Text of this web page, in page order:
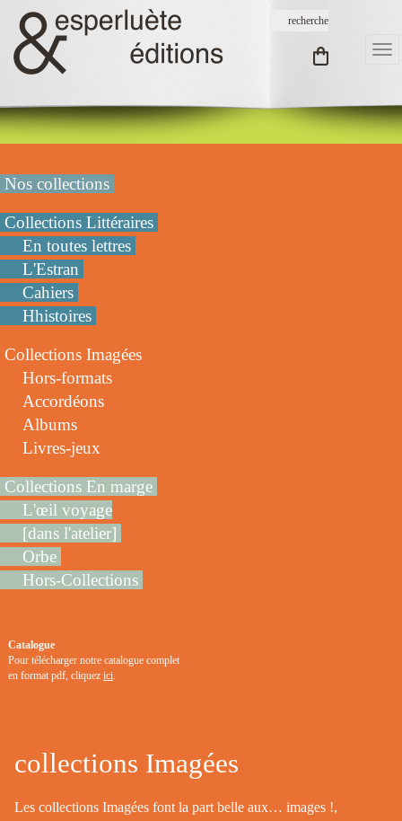
Nos collections
Collections Littéraires
En toutes lettres
L'Estran
Cahiers
Hhistoires
Collections Imagées
Hors-formats
Accordéons
Albums
Livres-jeux
Collections En marge
L'œil voyage
[dans l'atelier]
Orbe
Hors-Collections
Catalogue
Pour télécharger notre catalogue complet
en format pdf, cliquez ici.
collections Imagées
Les collections Imagées font la part belle aux… images !,